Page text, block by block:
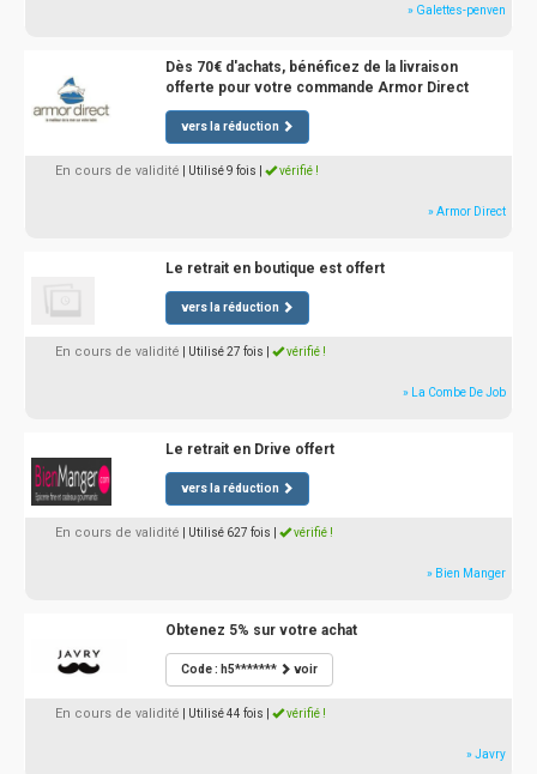
» Galettes-penven
Dès 70€ d'achats, bénéficez de la livraison
offerte pour votre commande Armor Direct
vers la réduction
En cours de validité | Utilisé 9 fois vérifié !
» Armor Direct
Le retrait en boutique est offert
vers la réduction
En cours de validité | Utilisé 27 fois vérifié !
» La Combe De Job
Le retrait en Drive offert
vers la réduction
En cours de validité | Utilisé 627 fois vérifié !
» Bien Manger
Obtenez 5% sur votre achat
Code : h5******* voir
En cours de validité | Utilisé 44 fois vérifié !
» Javry